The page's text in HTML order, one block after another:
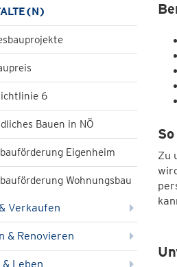
6
Bauen in NÖ
Eigenheim
Wohnungsbau
Verkaufen
& Renovieren
& Leben
Zu